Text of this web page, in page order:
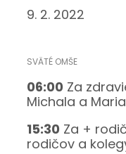
9. 2. 2022
06:00 Za
Michala a
15:30 Za +
rodičov a